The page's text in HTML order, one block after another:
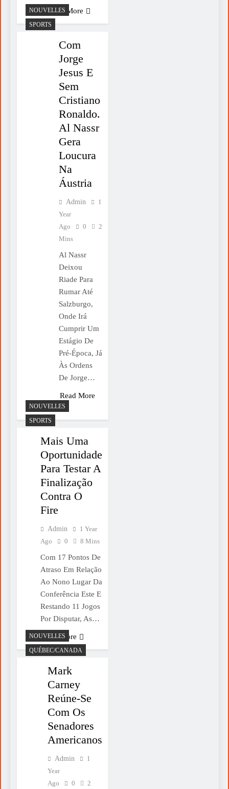
Read More
NOUVELLES
SPORTS
Com
Jorge
Jesus E
Sem
Cristiano
Ronaldo.
Al Nassr
Gera
Loucura
Na
Áustria
Admin
1
Year
Ago
0
2
Mins
Al Nassr
Deixou
Riade Para
Rumar Até
Salzburgo,
Onde Irá
Cumprir Um
Estágio De
Pré-Época, Já
Às Ordens
De Jorge…
Read More
NOUVELLES
SPORTS
Mais Uma
Oportunidade
Para Testar A
Finalização
Contra O
Fire
Admin
1 Year
Ago
0 8 Mins
Com 17 Pontos De
Atraso Em Relação
Ao Nono Lugar Da
Conferência Este E
Restando 11 Jogos
Por Disputar, As…
Read More
NOUVELLES
QUÉBEC/CANADA
Mark
Carney
Reúne-Se
Com Os
Senadores
Americanos
Admin
1
Year
Ago
0
2